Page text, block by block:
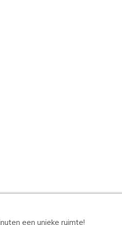
een unieke ruimte!